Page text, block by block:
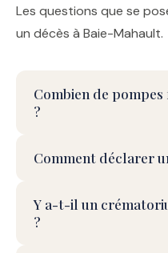
Les questions que se
un décès à Baie-Mahault.
Combien de
?
Comment déclarer
Y a-t-il un
?